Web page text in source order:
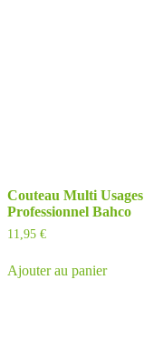
Couteau Multi Usages
Professionnel Bahco
11,95 €
Ajouter au panier